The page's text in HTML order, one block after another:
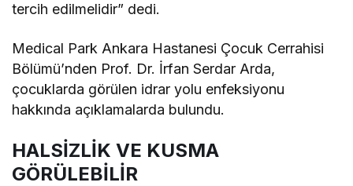
tercih edilmelidir” dedi.
Medical Park Ankara Hastanesi Çocuk Cerrahisi
Bölümü’nden Prof. Dr. İrfan Serdar Arda,
çocuklarda görülen idrar yolu enfeksiyonu
hakkında açıklamalarda bulundu.
HALSİZLİK VE KUSMA
GÖRÜLEBİLİR